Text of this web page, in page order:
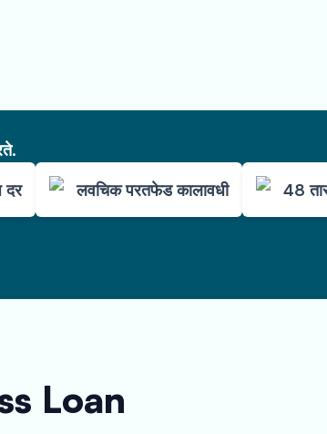
दर लवचिक परतफेड कालावधी 48
Loan